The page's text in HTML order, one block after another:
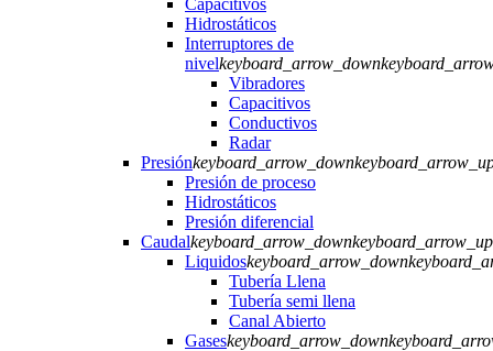
Hidrostáticos
Interruptores de
nivelkeyboard_arrow_down
Vibradores
Capacitivos
Conductivos
Radar
Presiónkeyboard_arrow_down
Presión de proceso
Hidrostáticos
Presión diferencial
Caudalkeyboard_arrow_downkeyboard_arrow_up
Liquidoskeyboard_arrow_down
Tubería Llena
Tubería semi llena
Canal Abierto
Gaseskeyboard_arrow_down